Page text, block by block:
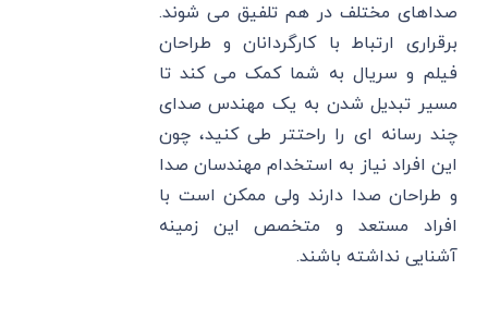
صداهای مختلف در هم تلفیق می شوند.
برقراری ارتباط با کارگردانان و طراحان
فیلم و سریال به شما کمک می کند تا
مسیر تبدیل شدن به یک مهندس صدای
چند رسانه ای را راحتتر طی کنید، چون
این افراد نیاز به استخدام مهندسان صدا
و طراحان صدا دارند ولی ممکن است با
افراد مستعد و متخصص این زمینه
آشنایی نداشته باشند.